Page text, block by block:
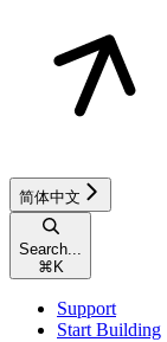
简体中文
Search...
⌘ K
Support
Start Building